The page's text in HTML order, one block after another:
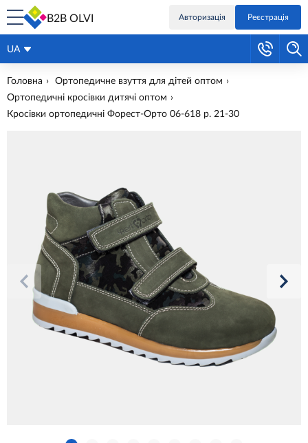
B2B OLVI Авторизація Реєстрація
UA
Головна
Ортопедичне взуття для дітей оптом
Ортопедичні кросівки дитячі оптом
Кросівки ортопедичні Форест-Орто 06-618 р. 21-30